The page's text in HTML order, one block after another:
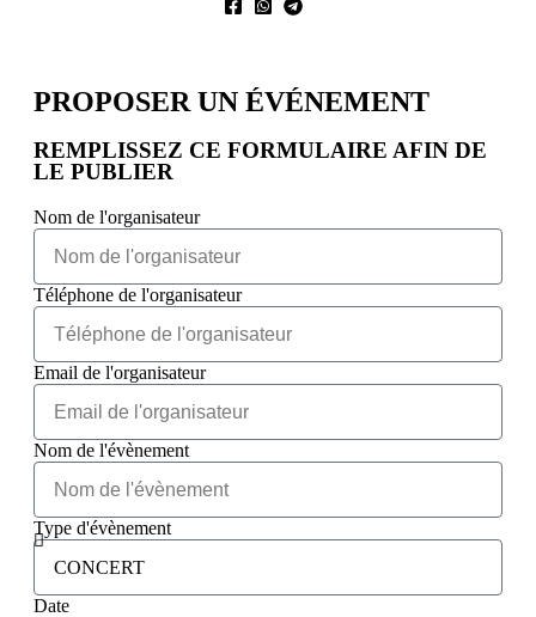
PROPOSER UN ÉVÉNEMENT​
REMPLISSEZ CE FORMULAIRE AFIN DE
LE PUBLIER
Nom de l'organisateur
Téléphone de l'organisateur
Email de l'organisateur
Nom de l'évènement
Type d'évènement
Date